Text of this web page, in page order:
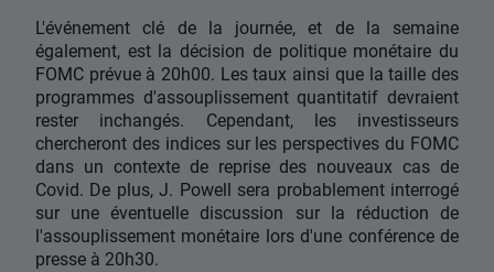
L'événement clé de la journée, et de la semaine
également, est la décision de politique monétaire du
FOMC prévue à 20h00. Les taux ainsi que la taille des
programmes d'assouplissement quantitatif devraient
rester inchangés. Cependant, les investisseurs
chercheront des indices sur les perspectives du FOMC
dans un contexte de reprise des nouveaux cas de
Covid. De plus, J. Powell sera probablement interrogé
sur une éventuelle discussion sur la réduction de
l'assouplissement monétaire lors d'une conférence de
presse à 20h30.